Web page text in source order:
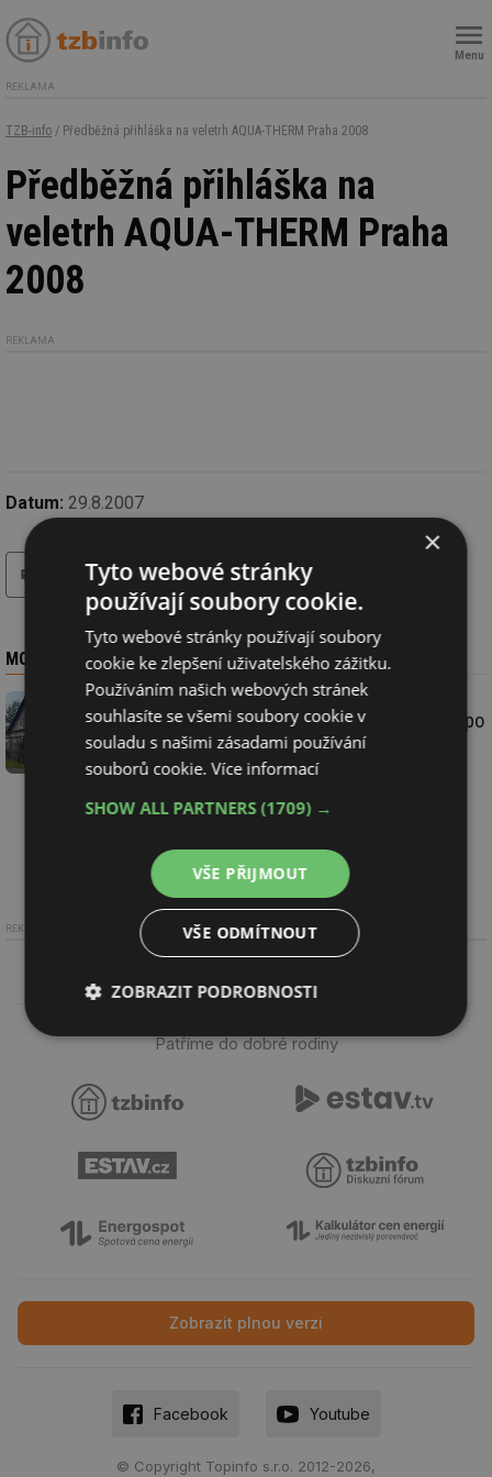
Menu
REKLAMA
TZB-info / Předběžná přihláška na veletrh AQUA-THERM Praha 2008
Předběžná přihláška na
veletrh AQUA-THERM Praha
2008
REKLAMA
Datum: 29.8.2007
tisk hledat
MOHLO BY VÁS ZAJÍMAT
Elektrické vytápění bych do staré chalupy po
babiččce určitě nevolil
REKLAMA
Patříme do dobré rodiny
Zobrazit plnou verzi
Facebook Youtube
© Copyright Topinfo s.r.o. 2012-2026,
×
Tyto webové stránky
používají soubory cookie.
Tyto webové stránky používají soubory
cookie ke zlepšení uživatelského zážitku.
Používáním našich webových stránek
souhlasíte se všemi soubory cookie v
souladu s našimi zásadami používání
souborů cookie.Více informací
SHOW ALL PARTNERS(1709) →
VŠE PŘIJMOUT
VŠE ODMÍTNOUT
ZOBRAZIT PODROBNOSTI
Nezbytně
nutné
Výkonové
soubory
Soubory
cílení
Funkční soubory
Nezařazené
soubory
Nezbytně nutné soubory
Výkonové soubory
uživatele a správa účtu. Webové stránky nelze bez